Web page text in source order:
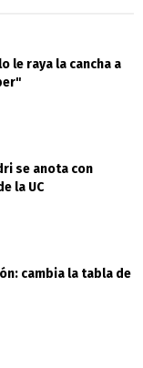
le raya la cancha a
se anota con
la UC
cambia la tabla de